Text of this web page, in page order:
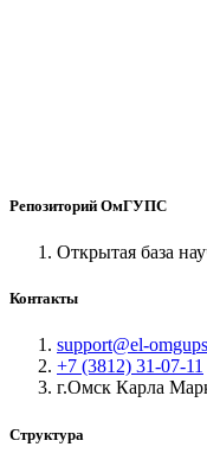
Репозиторий ОмГУПС
Открытая база
Контакты
support@el-
+7 (3812) 31-07-11
г.Омск Карла
Структура